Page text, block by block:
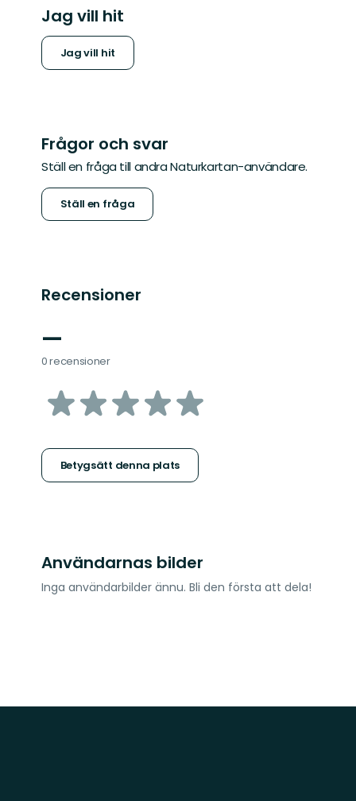
Jag vill hit
Jag vill hit
Frågor och svar
Ställ en fråga till andra Naturkartan-användare.
Ställ en fråga
Recensioner
—
0 recensioner
av
stjärnor
Betygsätt denna plats
Användarnas bilder
Inga användarbilder ännu. Bli den första att dela!